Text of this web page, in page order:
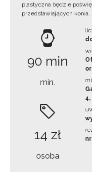
plastyczna będzie
przedstawiających konia.
90 min
min.
14 zł
osoba